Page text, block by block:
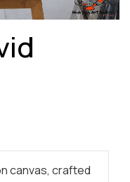
canvas, crafted